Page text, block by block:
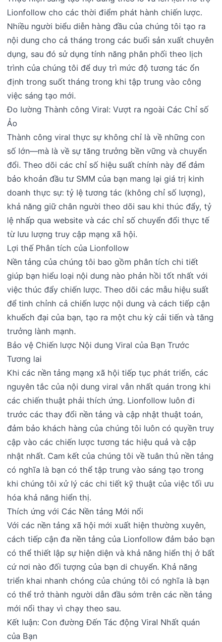
Lionfollow cho các thời điểm phát hành chiến lược.
Nhiều người biểu diễn hàng đầu của chúng tôi tạo ra
nội dung cho cả tháng trong các buổi sản xuất chuyên
dụng, sau đó sử dụng tính năng phân phối theo lịch
trình của chúng tôi để duy trì mức độ tương tác ổn
định trong suốt tháng trong khi tập trung vào công
việc sáng tạo mới.
Đo lường Thành công Viral: Vượt ra ngoài Các Chỉ số
Ảo
Thành công viral thực sự không chỉ là về những con
số lớn—mà là về sự tăng trưởng bền vững và chuyển
đổi. Theo dõi các chỉ số hiệu suất chính này để đảm
bảo khoản đầu tư SMM của bạn mang lại giá trị kinh
doanh thực sự: tỷ lệ tương tác (không chỉ số lượng),
khả năng giữ chân người theo dõi sau khi thúc đẩy, tỷ
lệ nhấp qua website và các chỉ số chuyển đổi thực tế
từ lưu lượng truy cập mạng xã hội.
Lợi thế Phân tích của Lionfollow
Nền tảng của chúng tôi bao gồm phân tích chi tiết
giúp bạn hiểu loại nội dung nào phản hồi tốt nhất với
việc thúc đẩy chiến lược. Theo dõi các mẫu hiệu suất
để tinh chỉnh cả chiến lược nội dung và cách tiếp cận
khuếch đại của bạn, tạo ra một chu kỳ cải tiến và tăng
trưởng lành mạnh.
Bảo vệ Chiến lược Nội dung Viral của Bạn Trước
Tương lai
Khi các nền tảng mạng xã hội tiếp tục phát triển, các
nguyên tắc của nội dung viral vẫn nhất quán trong khi
các chiến thuật phải thích ứng. Lionfollow luôn đi
trước các thay đổi nền tảng và cập nhật thuật toán,
đảm bảo khách hàng của chúng tôi luôn có quyền truy
cập vào các chiến lược tương tác hiệu quả và cập
nhật nhất. Cam kết của chúng tôi về tuân thủ nền tảng
có nghĩa là bạn có thể tập trung vào sáng tạo trong
khi chúng tôi xử lý các chi tiết kỹ thuật của việc tối ưu
hóa khả năng hiển thị.
Thích ứng với Các Nền tảng Mới nổi
Với các nền tảng xã hội mới xuất hiện thường xuyên,
cách tiếp cận đa nền tảng của Lionfollow đảm bảo bạn
có thể thiết lập sự hiện diện và khả năng hiển thị ở bất
cứ nơi nào đối tượng của bạn di chuyển. Khả năng
triển khai nhanh chóng của chúng tôi có nghĩa là bạn
có thể trở thành người dẫn đầu sớm trên các nền tảng
mới nổi thay vì chạy theo sau.
Kết luận: Con đường Đến Tác động Viral Nhất quán
của Bạn